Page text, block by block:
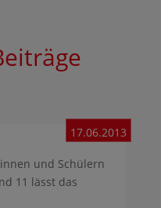
17.06.2013
und Schülern
11 lässt das